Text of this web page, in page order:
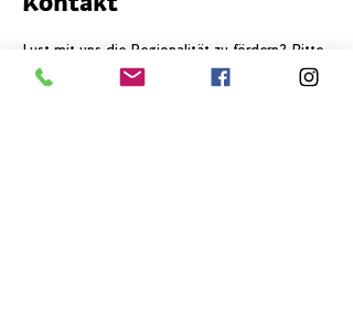
Lust mit uns die Regionalität zu fördern? Bitte
nimm mit uns Kontakt auf: